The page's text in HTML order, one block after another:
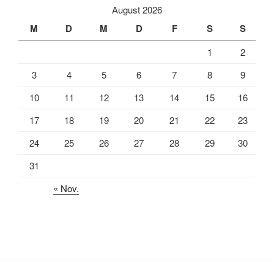
August 2026
M D M D F S S
1
2
3
4 5 6 7 8
9
10
11 12 13 14 15
16
17
18 19 20 21 22
23
24
25 26 27 28 29
30
31
« Nov.